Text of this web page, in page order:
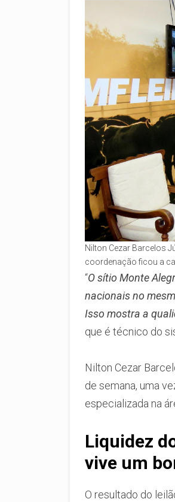
Nilton Cezar Barcelos
coordenação ficou a
“O sítio Monte
nacionais no
Isso mostra a
que é técnico do
Nilton Cezar
de semana, uma
especializada na
Liquidez
vive um
O resultado do